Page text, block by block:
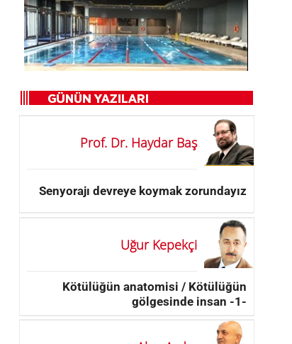
Prof. Dr. Haydar Baş
Senyorajı devreye koymak zorundayız
Uğur Kepekçi
Kötülüğün anatomisi / Kötülüğün
gölgesinde insan -1-